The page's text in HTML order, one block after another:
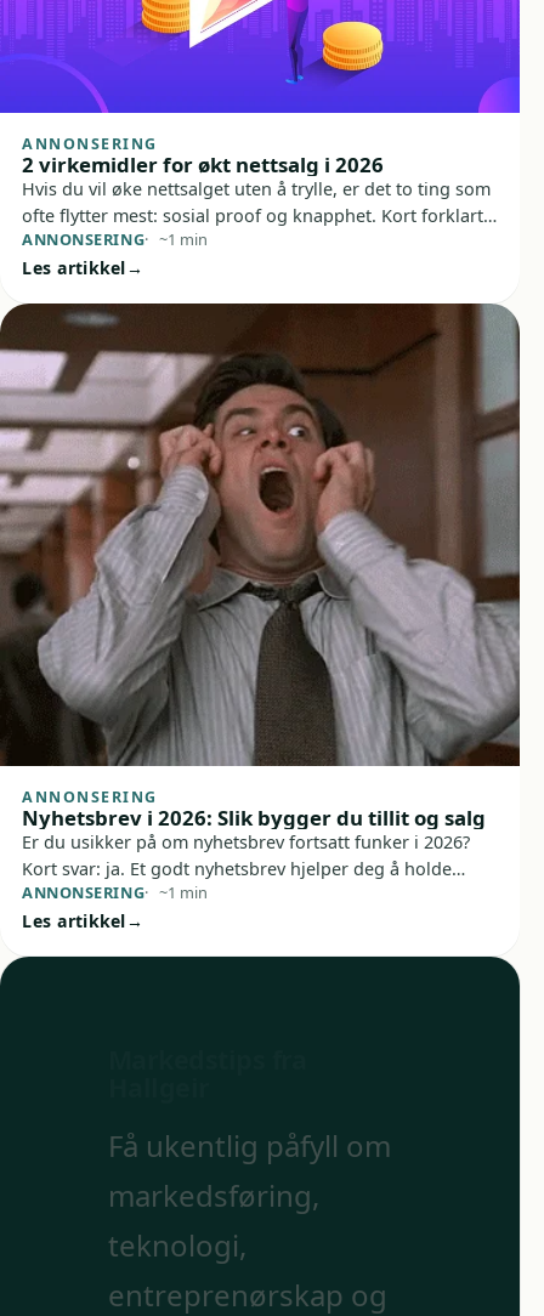
ANNONSERING
2 virkemidler for økt nettsalg i 2026
Hvis du vil øke nettsalget uten å trylle, er det to ting som
ofte flytter mest: sosial proof og knapphet. Kort forklart
handler det om å gjøre kjøpet tryggere for folk som
vurderer deg, og tydeligere for folk som utsetter
ANNONSERING ~1 min
Les artikkel
ANNONSERING
Nyhetsbrev i 2026: Slik bygger du tillit og salg
Er du usikker på om nyhetsbrev fortsatt funker i 2026?
Kort svar: ja. Et godt nyhetsbrev hjelper deg å holde
kontakt med kunder og leads, bygge tillit over tid og
skape salg uten å være den e-posttypen folk banner over
ANNONSERING ~1 min
Les artikkel
Få ukentlig påfyll om
markedsføring,
teknologi,
entreprenørskap og